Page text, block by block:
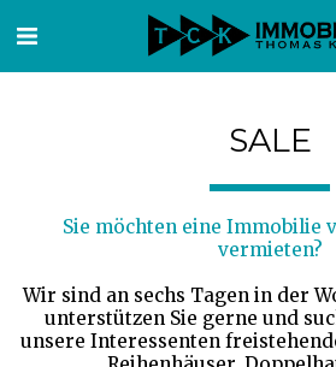
SALE
Sie möchten eine Immobilie
vermieten?
Wir sind an sechs Tagen in der
unterstützen Sie gerne und
unsere Interessenten